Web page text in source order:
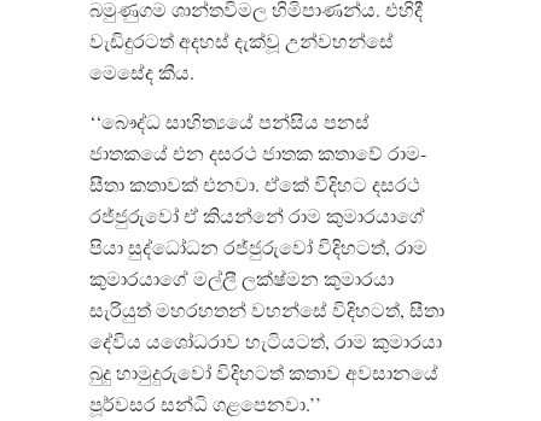
බමුණුගම ශාන්තවිමල හිමිපාණන්ය. එහිදී
වැඩිදුරටත් අදහස් දැක්වූ උන්වහන්සේ
මෙසේද කීය.
‘‘බෞද්ධ සාහිත්‍යයේ පන්සිය පනස්
ජාතකයේ එන දසරථ ජාතක කතාවේ රාම-
සීතා කතාවක් එනවා. ඒකේ විදිහට දසරථ
රජ්ජුරුවෝ ඒ කියන්නේ රාම කුමාරයාගේ
පියා සුද්ධෝධන රජ්ජුරුවෝ විදිහටත්, රාම
කුමාරයාගේ මල්ලී ලක්ෂ්මන කුමාරයා
සැරියුත් මහරහතන් වහන්සේ විදිහටත්, සීතා
දේවිය යශෝධරාව හැටියටත්, රාම කුමාරයා
බුදු හාමුදුරුවෝ විදිහටත් කතාව අවසානයේ
පූර්වසර සන්ධි ගළපෙනවා.’’